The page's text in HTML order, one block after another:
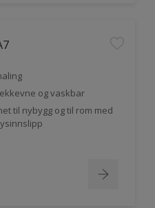
og vaskbar
til nybygg og til rom med